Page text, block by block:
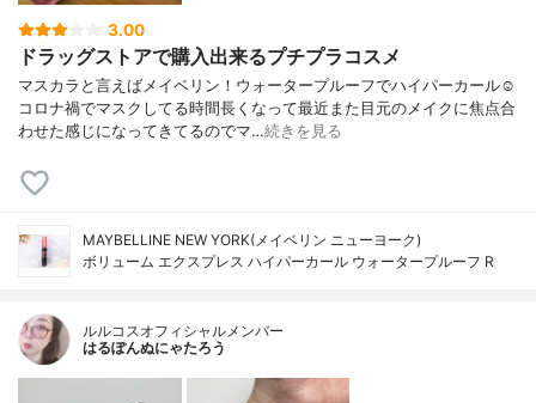
3.00
ドラッグストアで購入出来るプチプラコスメ
マスカラと言えばメイベリン！ウォータープルーフでハイパーカール☺︎
コロナ禍でマスクしてる時間長くなって最近また目元のメイクに焦点合
わせた感じになってきてるのでマ…続きを見る
MAYBELLINE NEW YORK(メイベリン ニューヨーク)
ボリューム エクスプレス ハイパーカール ウォータープルーフ R
ルルコスオフィシャルメンバー
はるぽんぬにゃたろう